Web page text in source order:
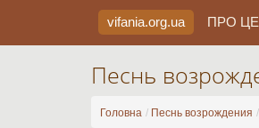
vifania.org.ua ПРО
Песнь
Головна Песнь возрождения